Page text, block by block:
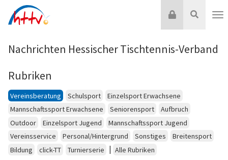
Inhalt
Suche
Login
Nachrichten Hessischer Tischtennis-Verband
Rubriken
Vereinsberatung Schulsport
Einzelsport Erwachsene
Mannschaftssport Erwachsene
Seniorensport
Aufbruch
Outdoor
Einzelsport Jugend
Mannschaftssport Jugend
Vereinsservice
Personal/Hintergrund Sonstiges
Breitensport
Bildung
click-TT Turnierserie | Alle Rubriken